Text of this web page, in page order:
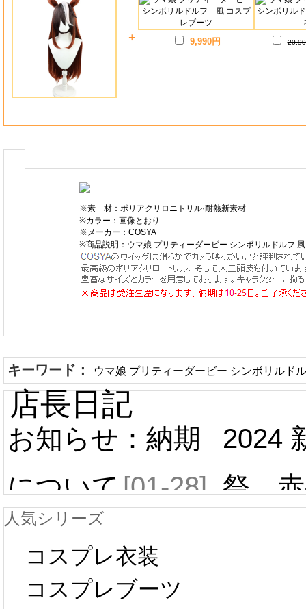
+ 9,990円
※素 材：ポリアクリロニトリル·耐熱新素材
※カラー：画像とおり
※メーカー：COSYA
※商品説明：ウマ娘 プリティーダービー シンボリルドルフ
キーワード： ウマ娘 プリティーダービー シンボリルド
店長日記
お知らせ：納期
について[01-28]
中国旧正月の影
響で2024年2月5
2024
祭 赤
人気シリーズ
コスプレ衣装
コスプレブーツ